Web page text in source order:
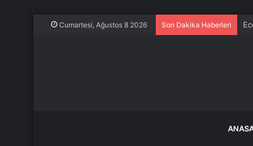
Cumartesi, Ağustos 8 2026 Son Dakika Haberleri